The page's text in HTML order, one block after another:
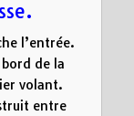
l’entrée.
de la
volant.
entre